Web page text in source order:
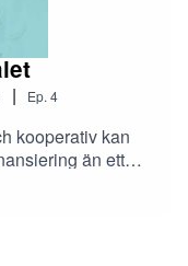
| Ep. 4
kooperativ kan
än ett
dig till en
Mikrofonden